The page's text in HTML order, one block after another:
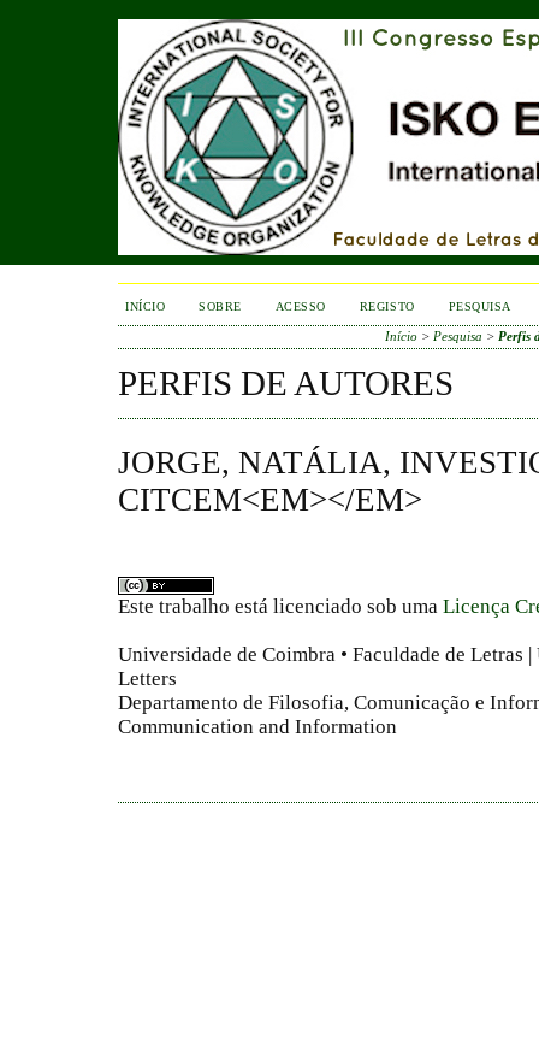
INÍCIO SOBRE ACESSO REGISTO PESQUISA
Início > Pesquisa > Perfis
PERFIS DE AUTORES
JORGE, NATÁLIA,
CITCEM<EM></EM>
Este trabalho está licenciado sob uma Licença
Universidade de Coimbra • Faculdade de
Letters
Departamento de Filosofia, Comunicação e
Communication and Information